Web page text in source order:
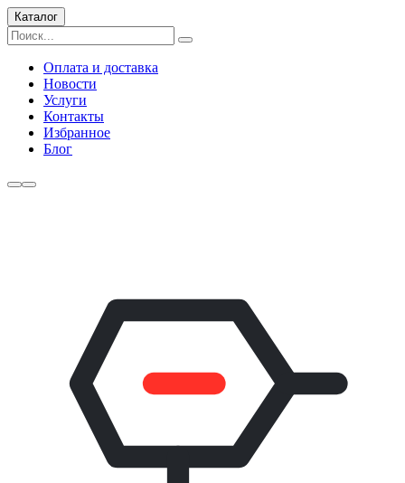
Каталог
Оплата и доставка
Новости
Услуги
Контакты
Избранное
Блог